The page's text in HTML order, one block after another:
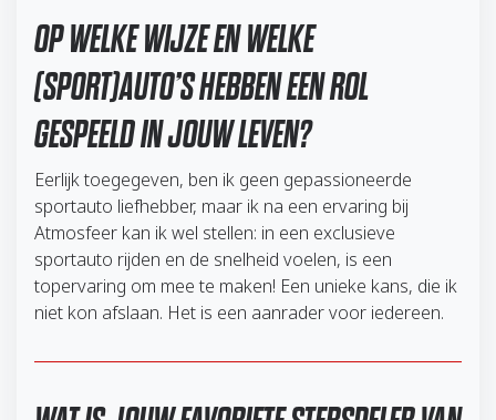
OP WELKE WIJZE EN WELKE
(SPORT)AUTO’S HEBBEN EEN ROL
GESPEELD IN JOUW LEVEN?
Eerlijk toegegeven, ben ik geen gepassioneerde
sportauto liefhebber, maar ik na een ervaring bij
Atmosfeer kan ik wel stellen: in een exclusieve
sportauto rijden en de snelheid voelen, is een
topervaring om mee te maken! Een unieke kans, die ik
niet kon afslaan. Het is een aanrader voor iedereen.